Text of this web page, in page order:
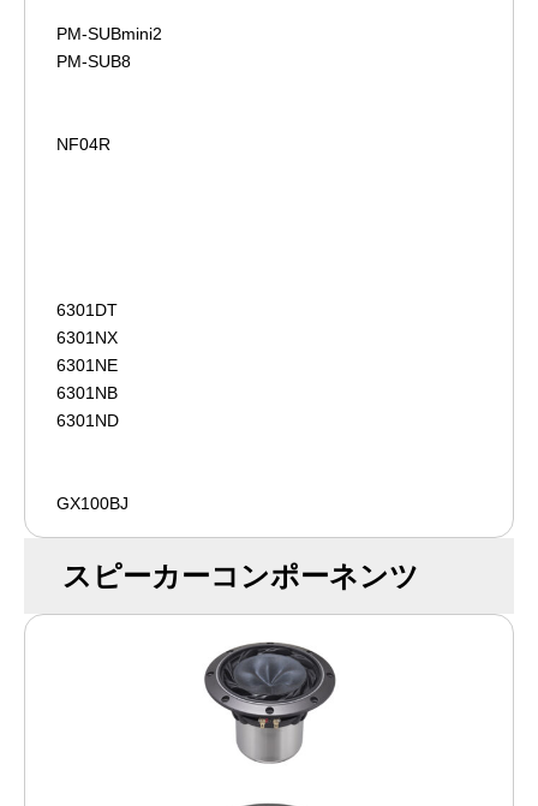
PM-SUBmini2
PM-SUB8
NF04R
6301DT
6301NX
6301NE
6301NB
6301ND
GX100BJ
スピーカーコンポーネンツ